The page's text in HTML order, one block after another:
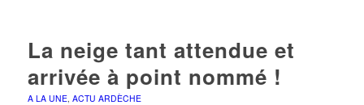
La neige tant attendue et
arrivée à point nommé !
A LA UNE, ACTU ARDÈCHE